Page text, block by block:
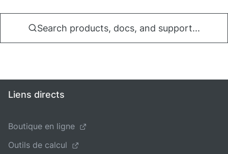
Search products, docs, and support...
Liens directs
Boutique en ligne
Outils de calcul